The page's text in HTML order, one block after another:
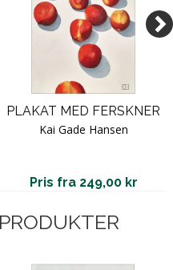
PLAKAT MED FERSKNER
Kai Gade Hansen
Pris fra 249,00 kr